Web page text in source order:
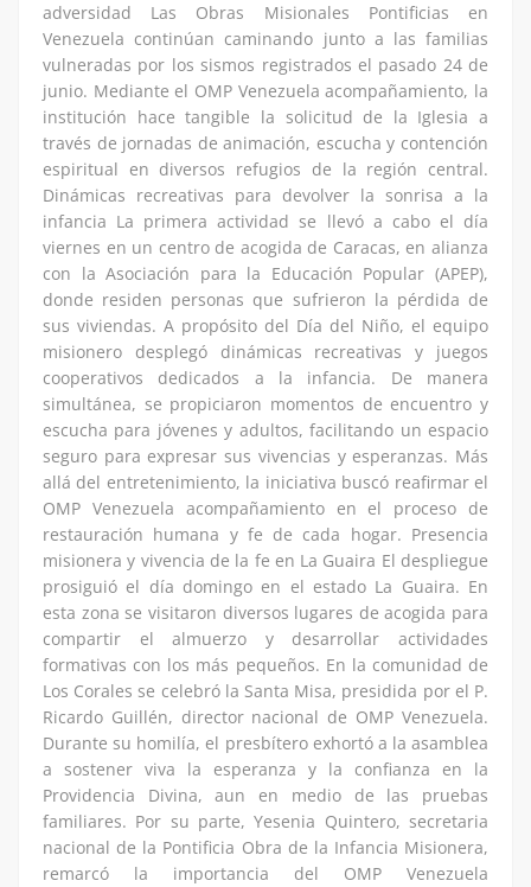
adversidad Las Obras Misionales Pontificias en
Venezuela continúan caminando junto a las familias
vulneradas por los sismos registrados el pasado 24 de
junio. Mediante el OMP Venezuela acompañamiento, la
institución hace tangible la solicitud de la Iglesia a
través de jornadas de animación, escucha y contención
espiritual en diversos refugios de la región central.
Dinámicas recreativas para devolver la sonrisa a la
infancia La primera actividad se llevó a cabo el día
viernes en un centro de acogida de Caracas, en alianza
con la Asociación para la Educación Popular (APEP),
donde residen personas que sufrieron la pérdida de
sus viviendas. A propósito del Día del Niño, el equipo
misionero desplegó dinámicas recreativas y juegos
cooperativos dedicados a la infancia. De manera
simultánea, se propiciaron momentos de encuentro y
escucha para jóvenes y adultos, facilitando un espacio
seguro para expresar sus vivencias y esperanzas. Más
allá del entretenimiento, la iniciativa buscó reafirmar el
OMP Venezuela acompañamiento en el proceso de
restauración humana y fe de cada hogar. Presencia
misionera y vivencia de la fe en La Guaira El despliegue
prosiguió el día domingo en el estado La Guaira. En
esta zona se visitaron diversos lugares de acogida para
compartir el almuerzo y desarrollar actividades
formativas con los más pequeños. En la comunidad de
Los Corales se celebró la Santa Misa, presidida por el P.
Ricardo Guillén, director nacional de OMP Venezuela.
Durante su homilía, el presbítero exhortó a la asamblea
a sostener viva la esperanza y la confianza en la
Providencia Divina, aun en medio de las pruebas
familiares. Por su parte, Yesenia Quintero, secretaria
nacional de la Pontificia Obra de la Infancia Misionera,
remarcó la importancia del OMP Venezuela